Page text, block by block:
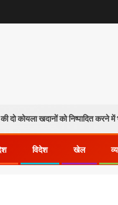
दो कोयला खदानों को निष्पादित करने
विदेश खेल